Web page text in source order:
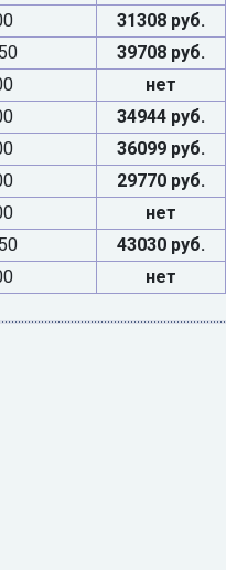
31308 руб.
39708 руб.
нет
34944 руб.
36099 руб.
29770 руб.
нет
43030 руб.
нет